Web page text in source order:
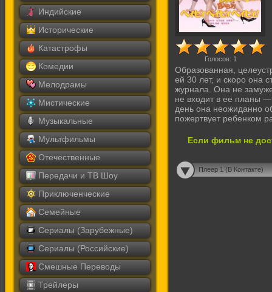
Индийские
Исторические
Катастрофы
Комедии
Мелодрамы
Мистические
Музыкальные
Мультфильмы
Отечественные
Передачи и ТВ Шоу
Приключенческие
Семейные
Сериалы (Зарубежные)
Сериалы (Российские)
Смешные Переводы
Трейлеры
Голосов: 1
Образованная,
ей 30 лет, и скоро она
журнала. Она не
не входит в ее планы
день она неожиданно
пожертвует ребенком
Если фильм не
Плеер 1 (В Контакте)